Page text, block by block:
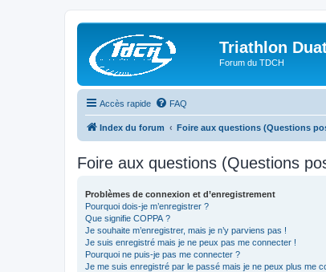
Triathlon
Forum du TDCH
Accès rapide FAQ
Index du forum Foire aux questions (Questions
Foire aux questions (Questions
Problèmes de connexion et d’enregistrement
Pourquoi dois-je m’enregistrer ?
Que signifie COPPA ?
Je souhaite m’enregistrer, mais je n’y parviens pas !
Je suis enregistré mais je ne peux pas me connecter !
Pourquoi ne puis-je pas me connecter ?
Je me suis enregistré par le passé mais je ne peux plus me